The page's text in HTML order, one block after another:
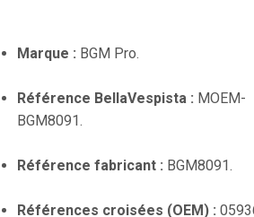
Marque : BGM Pro.
Référence BellaVespista : MOEM-
BGM8091.
Référence fabricant : BGM8091.
Références croisées (OEM) :